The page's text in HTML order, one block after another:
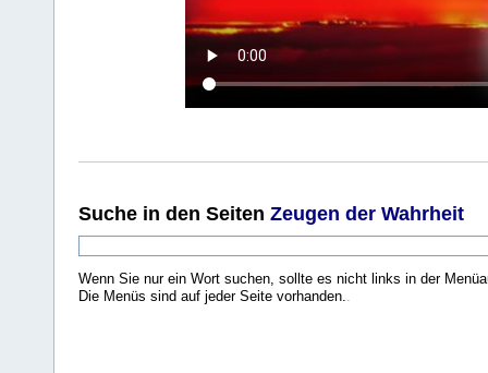
Suche in den Seiten Zeugen der Wahrheit
Wenn Sie nur ein Wort suchen, sollte es nicht links in der
Die Menüs sind auf jeder Seite vorhanden..